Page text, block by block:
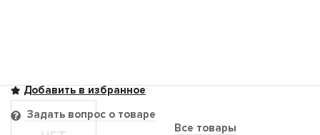
Все товары
Задать вопрос о товаре